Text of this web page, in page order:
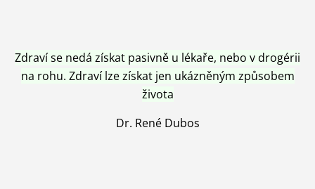
Zdraví se nedá získat pasivně u lékaře, nebo v drogérii
na rohu. Zdraví lze získat jen ukázněným způsobem
života
Dr. René Dubos